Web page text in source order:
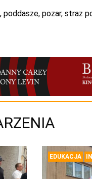
, poddasze, pozar, straz
EDUKACJA